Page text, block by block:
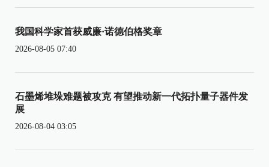
我国科学家首获威廉·诺德伯格奖章
2026-08-05 07:40
石墨烯堆垛难题被攻克 有望推动新一代拓扑量子器件发
展
2026-08-04 03:05